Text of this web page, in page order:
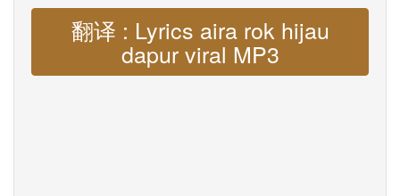
翻译 : Lyrics aira rok hijau
dapur viral MP3